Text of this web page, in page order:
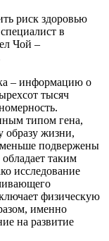
риск здоровью
в
Чой –
– информацию о
тысяч
типом гена,
образу жизни,
меньше подвержены
таким
исследование
физическую
именно
на развитие